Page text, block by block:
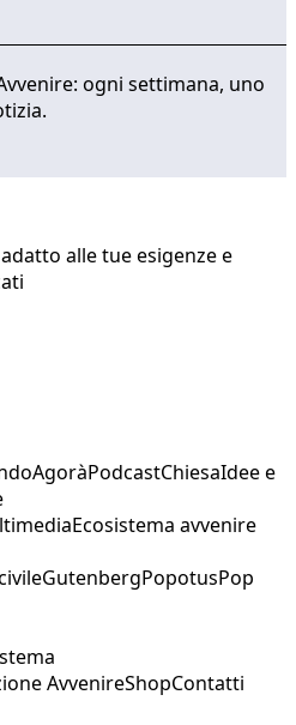
ogni settimana, uno
alle tue esigenze e
AgoràPodcastChiesaIdee e
Ecosistema avvenire
GutenbergPopotusPop
AvvenireShopContatti